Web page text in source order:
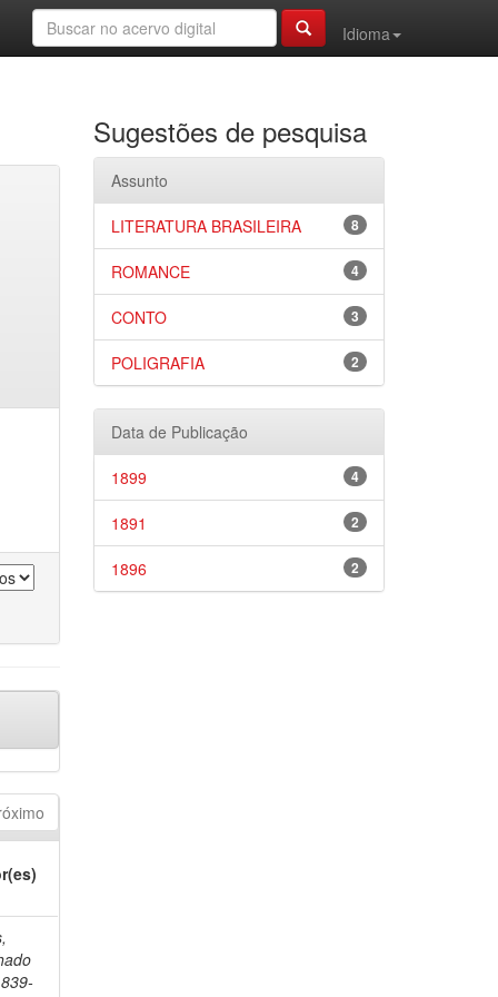
Idioma
Sugestões de pesquisa
Assunto
8
LITERATURA BRASILEIRA
4
ROMANCE
3
CONTO
2
POLIGRAFIA
Data de Publicação
4
1899
2
1891
2
1896